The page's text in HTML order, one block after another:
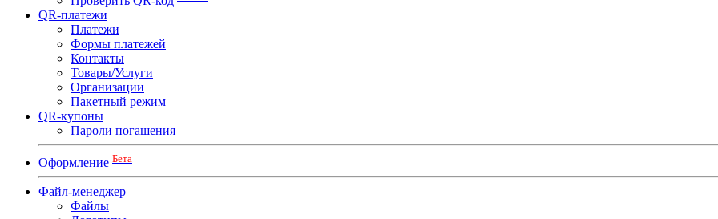
QR-платежи
Платежи
Формы платежей
Контакты
Товары/Услуги
Организации
Пакетный режим
QR-купоны
Пароли погашения
Оформление Бета
Файл-менеджер
Файлы